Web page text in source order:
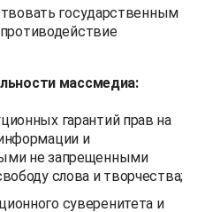
государственным
массмедиа:
гарантий прав на
и
не запрещенными
слова и творчества;
суверенитета и